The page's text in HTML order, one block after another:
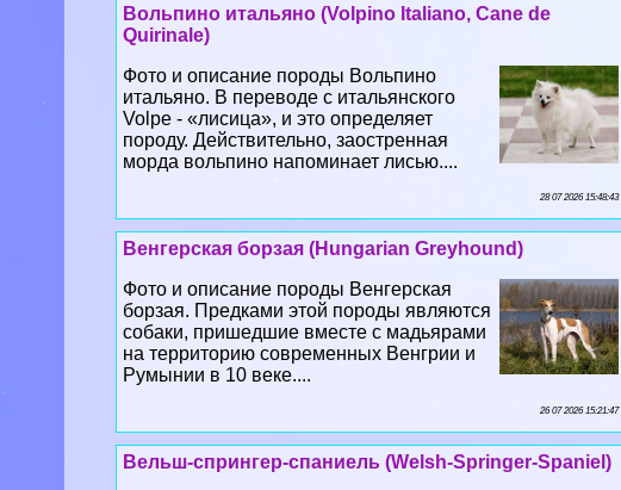
Вольпино итальяно (Volpino Italiano, Cane de
Quirinale)
Фото и описание породы Вольпино
итальяно. В переводе с итальянского
Volpe - «лисица», и это определяет
породу. Действительно, заостренная
морда вольпино напоминает лисью....
28 07 2026 15:48:43
Венгерская борзая (Hungarian Greyhound)
Фото и описание породы Венгерская
борзая. Предками этой породы являются
собаки, пришедшие вместе с мадьярами
на территорию современных Венгрии и
Румынии в 10 веке....
26 07 2026 15:21:47
Вельш-спрингер-спаниель (Welsh-Springer-Spaniel)